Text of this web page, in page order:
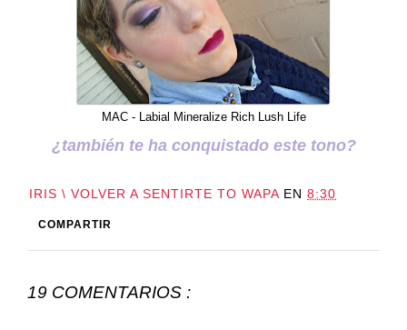
MAC - Labial Mineralize Rich Lush Life
¿también te ha conquistado este tono?
IRIS \ VOLVER A SENTIRTE TO WAPA EN 8:30
COMPARTIR
19 COMENTARIOS :